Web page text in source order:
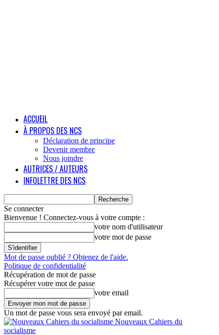
ACCUEIL
À PROPOS DES NCS
Déclaration de principe
Devenir membre
Nous joindre
AUTRICES / AUTEURS
INFOLETTRE DES NCS
Se connecter
Bienvenue ! Connectez-vous à votre compte :
votre nom d'utilisateur
votre mot de passe
Mot de passe oublié ? Obtenez de l'aide.
Politique de confidentialité
Récupération de mot de passe
Récupérer votre mot de passe
votre email
Un mot de passe vous sera envoyé par email.
Nouveaux Cahiers du
socialisme